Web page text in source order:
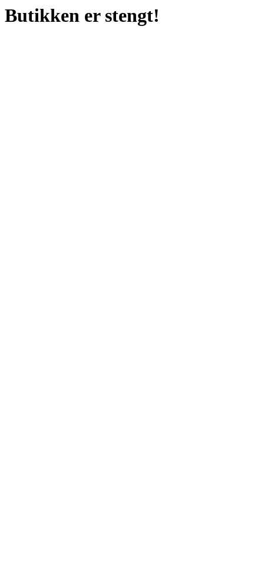
Butikken er stengt!